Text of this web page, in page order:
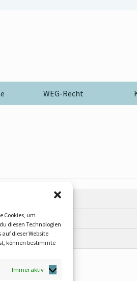
Cookies, um
diesen Technologien
dieser Website
können bestimmte
Immer aktiv
WEG-Recht